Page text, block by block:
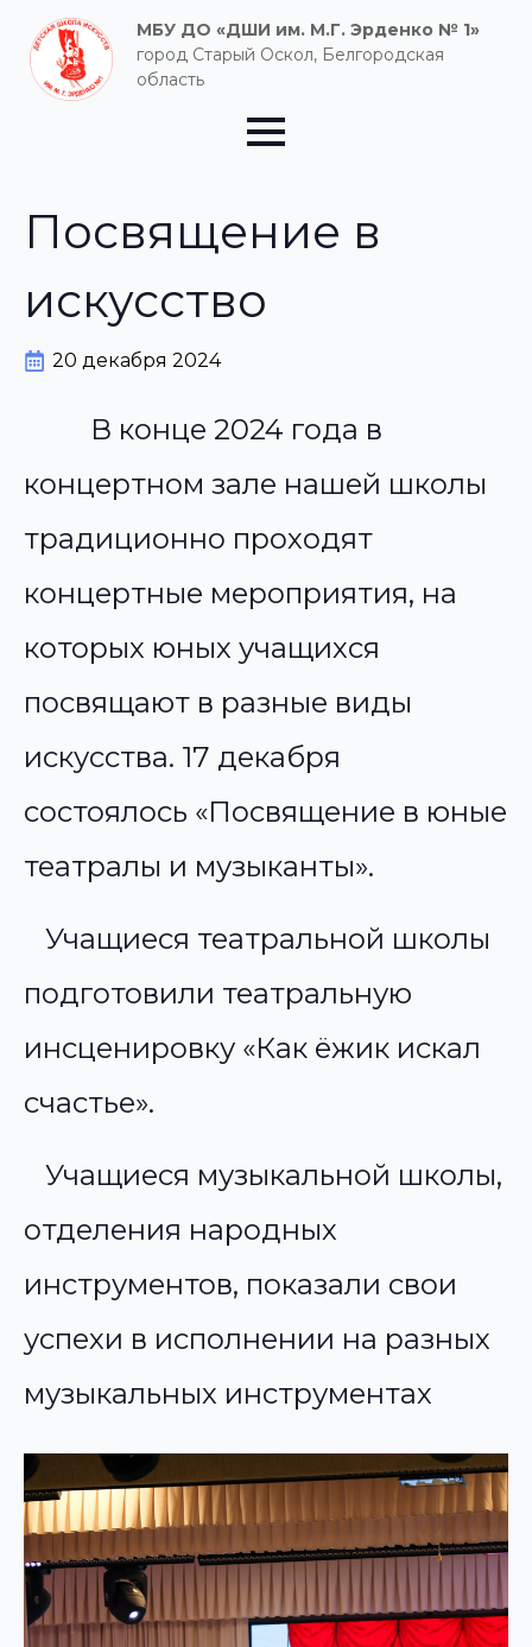
МБУ ДО «ДШИ им. М.Г. Эрденко № 1»
город Старый Оскол, Белгородская
область
Посвящение в
искусство
20 декабря 2024
В конце 2024 года в
концертном зале нашей школы
традиционно проходят
концертные мероприятия, на
которых юных учащихся
посвящают в разные виды
искусства. 17 декабря
состоялось «Посвящение в юные
театралы и музыканты».
Учащиеся театральной школы
подготовили театральную
инсценировку «Как ёжик искал
счастье».
Учащиеся музыкальной школы,
отделения народных
инструментов, показали свои
успехи в исполнении на разных
музыкальных инструментах